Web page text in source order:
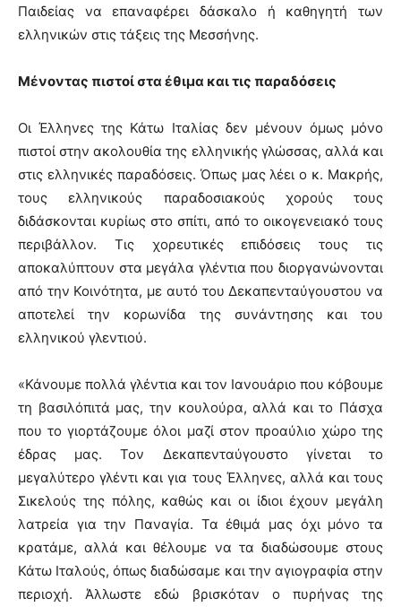
Παιδείας να επαναφέρει δάσκαλο ή καθηγητή των
ελληνικών στις τάξεις της Μεσσήνης.
Μένοντας πιστοί στα έθιμα και τις παραδόσεις
Οι Έλληνες της Κάτω Ιταλίας δεν μένουν όμως μόνο
πιστοί στην ακολουθία της ελληνικής γλώσσας, αλλά και
στις ελληνικές παραδόσεις. Όπως μας λέει ο κ. Μακρής,
τους ελληνικούς παραδοσιακούς χορούς τους
διδάσκονται κυρίως στο σπίτι, από το οικογενειακό τους
περιβάλλον. Τις χορευτικές επιδόσεις τους τις
αποκαλύπτουν στα μεγάλα γλέντια που διοργανώνονται
από την Κοινότητα, με αυτό του Δεκαπενταύγουστου να
αποτελεί την κορωνίδα της συνάντησης και του
ελληνικού γλεντιού.
«Κάνουμε πολλά γλέντια και τον Ιανουάριο που κόβουμε
τη βασιλόπιτά μας, την κουλούρα, αλλά και το Πάσχα
που το γιορτάζουμε όλοι μαζί στον προαύλιο χώρο της
έδρας μας. Τον Δεκαπενταύγουστο γίνεται το
μεγαλύτερο γλέντι και για τους Έλληνες, αλλά και τους
Σικελούς της πόλης, καθώς και οι ίδιοι έχουν μεγάλη
λατρεία για την Παναγία. Τα έθιμά μας όχι μόνο τα
κρατάμε, αλλά και θέλουμε να τα διαδώσουμε στους
Κάτω Ιταλούς, όπως διαδώσαμε και την αγιογραφία στην
περιοχή. Άλλωστε εδώ βρισκόταν ο πυρήνας της